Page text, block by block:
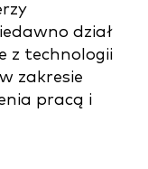
dział
z technologii
zakresie
pracą i